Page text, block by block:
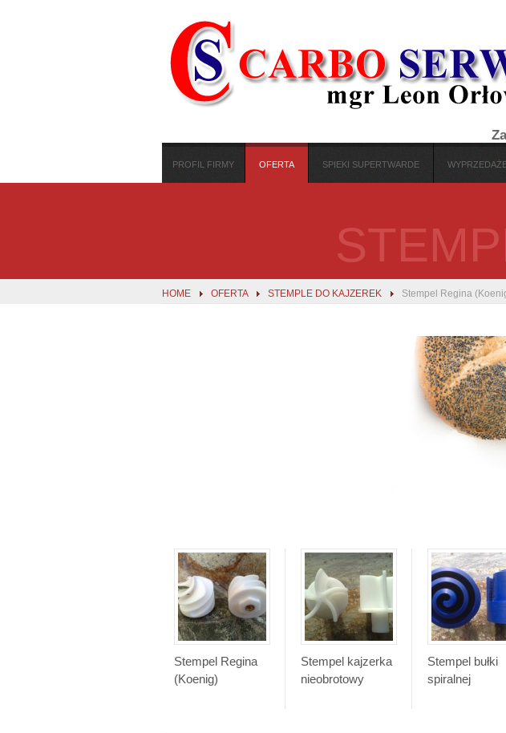
PROFIL FIRMY OFERTA SPIEKI SUPERTWARDE
HOME OFERTA STEMPLE DO KAJZEREK Stempel Regina
Stempel Regina
(Koenig)
Stempel kajzerka
nieobrotowy
Stempel bułki
spiralnej